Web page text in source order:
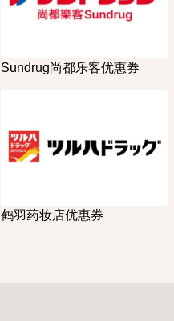
Sundrug尚都乐客优惠券
鹤羽药妆店优惠券